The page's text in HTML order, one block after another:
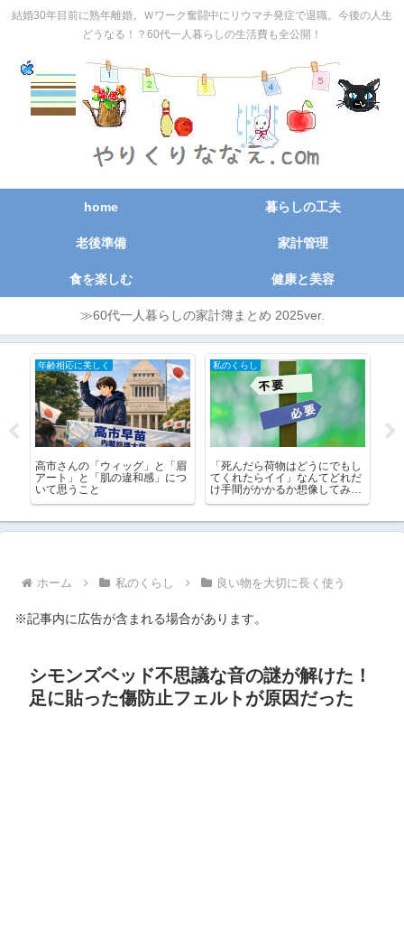
結婚30年目前に熟年離婚。Ｗワーク奮闘中にリウマチ発症で退職。今後の人生
どうなる！？60代一人暮らしの生活費も全公開！
home 暮らしの工夫
老後準備 家計管理
食を楽しむ 健康と美容
≫60代一人暮らしの家計簿まとめ 2025ver.
年齢相応に美しく
高市さんの「ウィッグ」と「眉
アート」と「肌の違和感」につ
いて思うこと
私のくらし
「死んだら荷物はどうにでもし
てくれたらイイ」なんてどれだ
け手間がかかるか想像してみ
ホーム 私のくらし 良い物を大切に長く使う
※記事内に広告が含まれる場合があります。
シモンズベッド不思議な音の謎が解けた！
足に貼った傷防止フェルトが原因だった